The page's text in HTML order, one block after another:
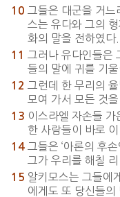
10 그들은 대군을 거느
스는 유다와 그의
화의 말을 전하였다.
11
그러나 유다인들은
들의 말에 귀를 기
12 그런데 한 무리의
모여 가서 모든 것
13 이스라엘 자손들
한 사람들이 바로
14 그들은 ‘아론의 후
그가 우리를 해칠
15 알키모스는 그들에
에게도 또 당신들의